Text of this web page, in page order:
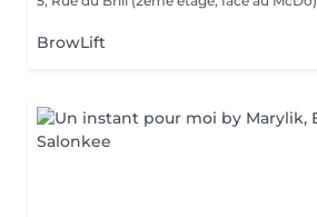
BrowLift